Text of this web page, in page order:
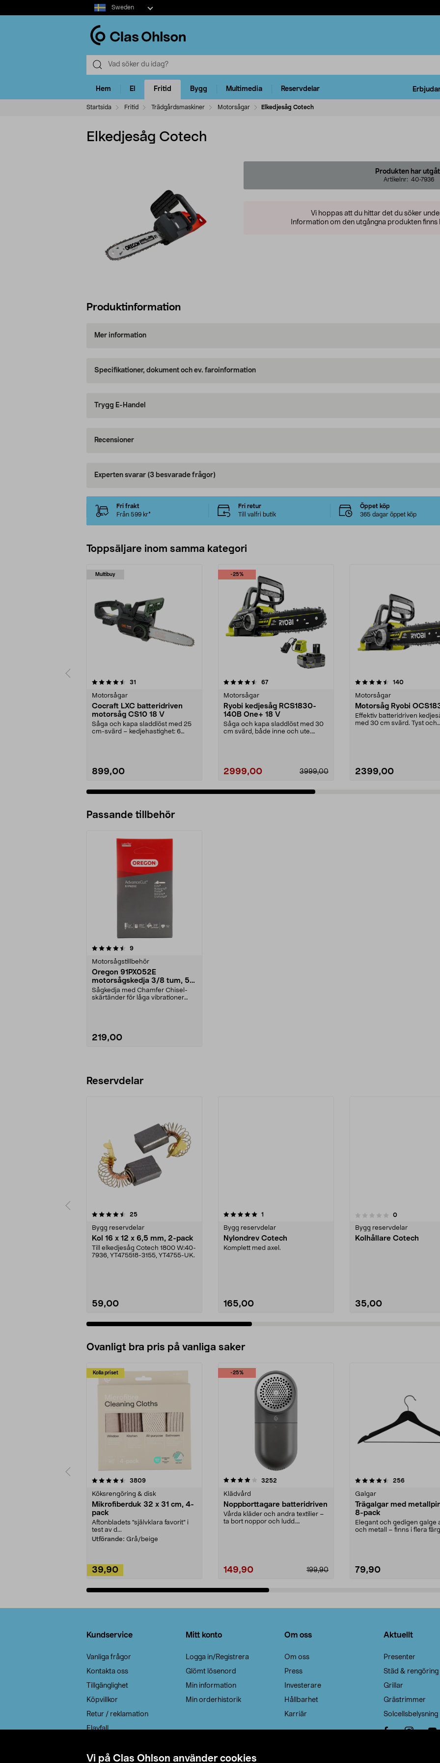
Vi på Clas Ohlson använder cookies
Select
market
Sweden
Hem El Fritid Bygg Multimedia Reservdelar
Startsida Fritid Trädgårdsmaskiner Motorsågar Elkedjesåg Cotech
Elkedjesåg Cotech
Produkten har
Artikelnr: 40-7936
Vi hoppas att du hittar det du söker
Information om den utgångna produkten finns
Produktinformation
Mer information
Specifikationer, dokument och ev. faroinformation
Trygg E-Handel
Recensioner
Experten svarar (3 besvarade frågor)
Fri frakt
Från 599 kr*
Fri retur
Till valfri butik
Öppet köp
365 dagar öppet köp
Toppsäljare inom samma kategori
Multibuy
31
Motorsågar
Cocraft LXC batteridriven
motorsåg CS10 18 V
Såga och kapa sladdlöst med 25
cm-svärd – kedjehastighet: 6
899,00
-25%
4.5 av 5 stjärnor 67recensioner
Motorsågar
Ryobi kedjesåg RCS1830-
140B One+ 18 V
Såga och kapa sladdlöst med 30
cm svärd, både inne och ute.
2999,00 3999,00
4.5 av 5 stjärnor 140recensioner
Motorsågar
Motorsåg Ryobi
Effektiv batteridriven
med 30 cm svärd. Tyst och
2399,00
4.5 av 5 stjärnor
Passande tillbehör
9recensioner
Motorsågstillbehör
Oregon 91PX052E
motorsågskedja 3/8 tum, 52
drivlänkar
Sågkedja med Chamfer Chisel-
skärtänder för låga vibrationer
219,00
Reservdelar
25recensioner
Bygg reservdelar
Kol 16 x 12 x 6,5 mm, 2-pack
Till elkedjesåg Cotech 1800 W:40-
7936, YT475518-3155, YT4755-UK.
59,00
5.0av 5 stjärnor 1
Bygg reservdelar
Nylondrev Cotech
Komplett med axel.
165,00
0.0 av 5 stjärnor 0recensioner
Bygg reservdelar
Kolhållare Cotech
35,00
0.0 av 5 stjärnor
Ovanligt bra pris på vanliga saker
Kolla priset
3809recensioner
Köksrengöring & disk
Mikrofiberduk 32 x 31 cm, 4-
pack
Aftonbladets "självklara favorit” i
test av d...
Utförande: Grå/beige
39,90
-25%
4.0av 5 stjärnor 3252
Klädvård
Noppborttagare batteridriven
Vårda kläder och andra textilier –
ta bort noppor och ludd.
199,90
149,90
4.5av 5 stjärnor 256recensioner
Galgar
Trägalgar med
8-pack
Elegant och gedigen galge
och metall – finns i flera
79,90
4.0av 5 stjärnor
Kundservice
Vanliga frågor
Kontakta oss
Tillgänglighet
Köpvillkor
Retur / reklamation
Elavfall
Leveransalternativ
Mitt konto
Logga in/Registrera
Glömt lösenord
Min information
Min orderhistorik
Om oss
Om oss
Press
Investerare
Hållbarhet
Karriär
Aktuellt
Presenter
Städ & rengöring
Grillar
Grästrimmer
Solcellsbelysning